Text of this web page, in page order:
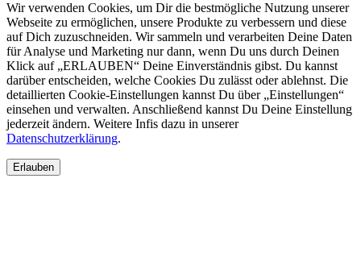
Wir verwenden Cookies, um Dir die bestmögliche Nutzung unserer
Webseite zu ermöglichen, unsere Produkte zu verbessern und diese
auf Dich zuzuschneiden. Wir sammeln und verarbeiten Deine Daten
für Analyse und Marketing nur dann, wenn Du uns durch Deinen
Klick auf „ERLAUBEN“ Deine Einverständnis gibst. Du kannst
darüber entscheiden, welche Cookies Du zulässt oder ablehnst. Die
detaillierten Cookie-Einstellungen kannst Du über „Einstellungen“
einsehen und verwalten. Anschließend kannst Du Deine Einstellung
jederzeit ändern. Weitere Infis dazu in unserer
Datenschutzerklärung.
Erlauben